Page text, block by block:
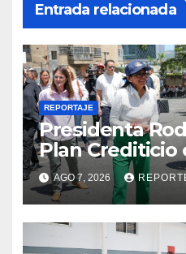
Entrada relacionada
REPORTAJE
Presidenta
Plan Crediticio
Directo en
Juntas de
AGO 7, 2026